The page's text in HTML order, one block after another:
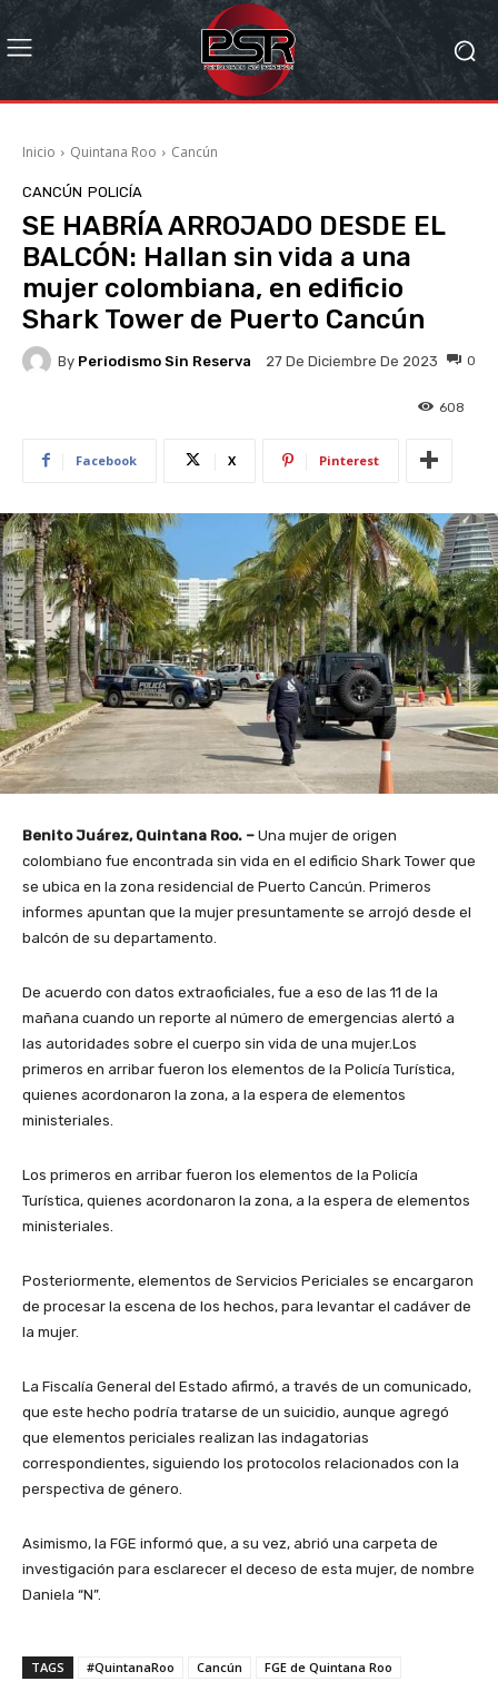
Inicio Quintana Roo Cancún
CANCÚN POLICÍA
SE HABRÍA ARROJADO DESDE EL
BALCÓN: Hallan sin vida a una
mujer colombiana, en edificio
Shark Tower de Puerto Cancún
By Periodismo Sin Reserva 27 De Diciembre De 2023 0
608
Facebook X Pinterest
Benito Juárez, Quintana Roo. – Una mujer de origen
colombiano fue encontrada sin vida en el edificio Shark Tower que
se ubica en la zona residencial de Puerto Cancún. Primeros
informes apuntan que la mujer presuntamente se arrojó desde el
balcón de su departamento.
De acuerdo con datos extraoficiales, fue a eso de las 11 de la
mañana cuando un reporte al número de emergencias alertó a
las autoridades sobre el cuerpo sin vida de una mujer.Los
primeros en arribar fueron los elementos de la Policía Turística,
quienes acordonaron la zona, a la espera de elementos
ministeriales.
Los primeros en arribar fueron los elementos de la Policía
Turística, quienes acordonaron la zona, a la espera de elementos
ministeriales.
Posteriormente, elementos de Servicios Periciales se encargaron
de procesar la escena de los hechos, para levantar el cadáver de
la mujer.
La Fiscalía General del Estado afirmó, a través de un comunicado,
que este hecho podría tratarse de un suicidio, aunque agregó
que elementos periciales realizan las indagatorias
correspondientes, siguiendo los protocolos relacionados con la
perspectiva de género.
Asimismo, la FGE informó que, a su vez, abrió una carpeta de
investigación para esclarecer el deceso de esta mujer, de nombre
Daniela “N”.
TAGS #QuintanaRoo Cancún FGE de Quintana Roo